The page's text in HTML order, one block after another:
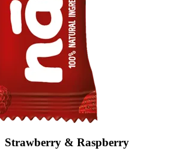
Strawberry & Raspberry